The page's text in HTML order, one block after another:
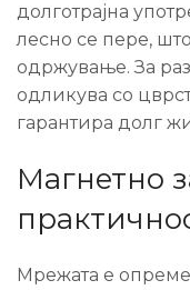
долготрајна
лесно се пере,
одржување. За
одликува со
гарантира долг
Магнетно
Мрежата е